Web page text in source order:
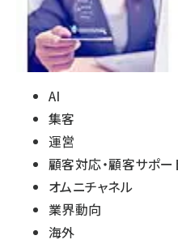
AI
集客
運営
顧客対応・顧客サポー
オムニチャネル
業界動向
海外